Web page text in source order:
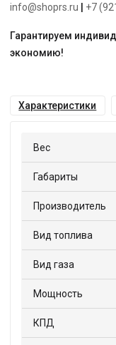
info@shoprs.ru +7
Гарантируем
экономию!
Характеристики
Вес
Габариты
Производитель
Вид топлива
Вид газа
Мощность
КПД